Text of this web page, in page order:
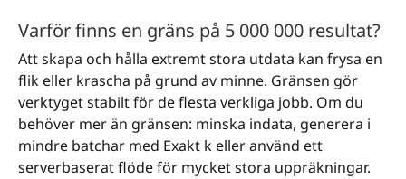
Varför finns en gräns på 5 000 000 resultat?
Att skapa och hålla extremt stora utdata kan frysa en
flik eller krascha på grund av minne. Gränsen gör
verktyget stabilt för de flesta verkliga jobb. Om du
behöver mer än gränsen: minska indata, generera i
mindre batchar med Exakt k eller använd ett
serverbaserat flöde för mycket stora uppräkningar.